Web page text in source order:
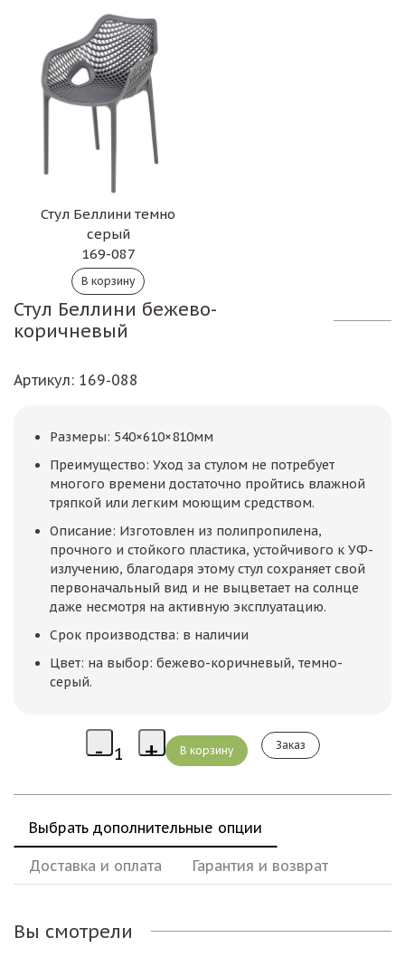
Стул Беллини темно
серый
169-087
Стул Беллини бежево-
коричневый
Артикул: 169-088
Размеры: 540×610×810мм
Преимущество: Уход за стулом не потребует
многого времени достаточно пройтись влажной
тряпкой или легким моющим средством.
Описание: Изготовлен из полипропилена,
прочного и стойкого пластика, устойчивого к УФ-
излучению, благодаря этому стул сохраняет свой
первоначальный вид и не выцветает на солнце
даже несмотря на активную эксплуатацию.
Срок производства: в наличии
Цвет: на выбор: бежево-коричневый, темно-
серый.
Заказ
Выбрать дополнительные опции
Доставка и оплата Гарантия и возврат
Вы смотрели